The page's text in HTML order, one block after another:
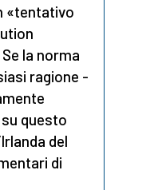
«tentativo
la norma
ragione -
su questo
del
di